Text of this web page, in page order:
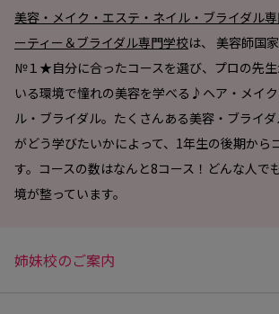
美容・メイク・エステ・ネイル・ブライダル
ーティー＆ブライダル専門学校は、 美容師国
№１★自分に合ったコースを選び、プロの先
いる環境で憧れの美容を学べる♪ヘア・メイ
ル・ブライダル。たくさんある美容・ブライ
がどう学びたいかによって、1年生の後期から
す。コースの数はなんと8コース！どんな人で
境が整っています。
姉妹校のご案内